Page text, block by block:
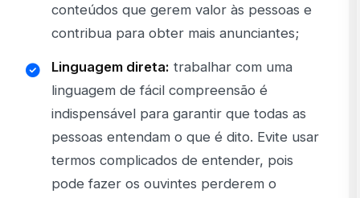
conteúdos que gerem valor às pessoas e
contribua para obter mais anunciantes;
Linguagem direta: trabalhar com uma
linguagem de fácil compreensão é
indispensável para garantir que todas as
pessoas entendam o que é dito. Evite usar
termos complicados de entender, pois
pode fazer os ouvintes perderem o